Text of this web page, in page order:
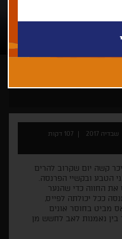
שבדיה 2017
107 דקות
אנז’ה הוא איכר קשה יום שקרוב להרים
הטבע ובקשיי הפרנסה.
את החווה כדי שהנער
ככל יכולתה לפייס,
מביט בחוסר אונים
נאמנות לאב לחשש מן